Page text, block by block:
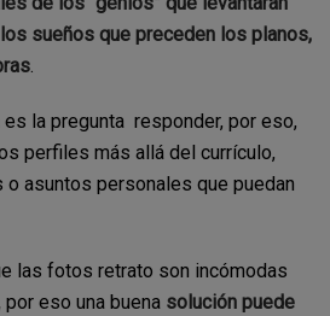
sueños que preceden los planos,
.
es la pregunta responder, por eso,
perfiles más allá del currículo,
asuntos personales que puedan
las fotos retrato son incómodas
eso una buena solución puede